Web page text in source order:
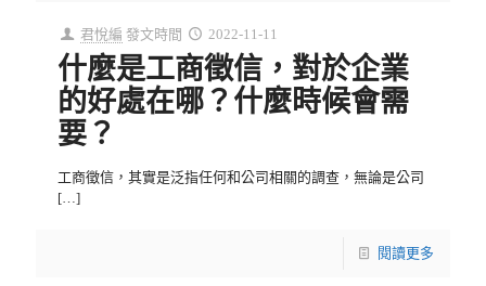
君悅編 發文時間 2022-11-11
什麼是工商徵信，對於企業
的好處在哪？什麼時候會需
要？
工商徵信，其實是泛指任何和公司相關的調查，無論是公司
[…]
閱讀更多